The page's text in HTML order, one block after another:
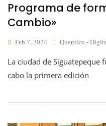
Programa de
Cambio»
Feb 7, 2024 Quantico -
La ciudad de Siguatepeque
cabo la primera edición